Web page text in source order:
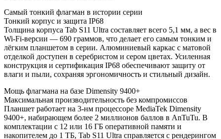
Самый тонкий флагман в истории серии
Тонкий корпус и защита IP68
Толщина корпуса Tab S11 Ultra составляет всего 5,1 мм, а вес в
Wi-Fi-версии — 690 граммов, что делает его самым тонким и
лёгким планшетом в серии. Алюминиевый каркас с матовой
отделкой доступен в серебристом и сером цветах. Усиленная
конструкция и сертификация IP68 обеспечивают защиту от
влаги и пыли, сохраняя эргономичность и стильный дизайн.
Мощь флагмана на базе Dimensity 9400+
Максимальная производительность без компромиссов
Планшет работает на 3-нм процессоре MediaTek Dimensity
9400+, набирающем более 2 миллионов баллов в AnTuTu. В
комплектации с 12 или 16 ГБ оперативной памяти и
накопителем до 1 ТБ, Tab S11 Ultra справляется с рендерингом